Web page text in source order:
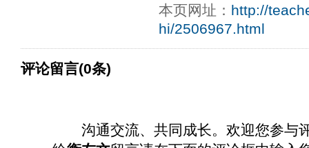
本页网址： http://
hi/2506967.html
评论留言(0条)
沟通交流、共同成长。欢迎您参与